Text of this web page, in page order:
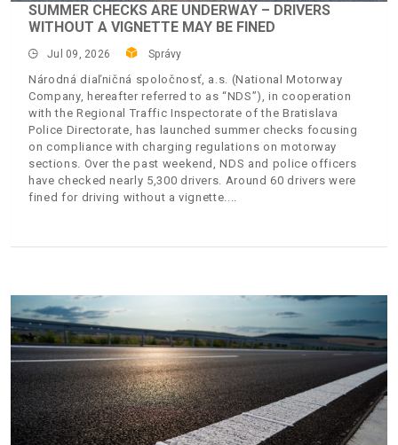
SUMMER CHECKS ARE UNDERWAY – DRIVERS
WITHOUT A VIGNETTE MAY BE FINED
Jul 09, 2026 Správy
Národná diaľničná spoločnosť, a.s. (National Motorway
Company, hereafter referred to as “NDS”), in cooperation
with the Regional Traffic Inspectorate of the Bratislava
Police Directorate, has launched summer checks focusing
on compliance with charging regulations on motorway
sections. Over the past weekend, NDS and police officers
have checked nearly 5,300 drivers. Around 60 drivers were
fined for driving without a vignette.